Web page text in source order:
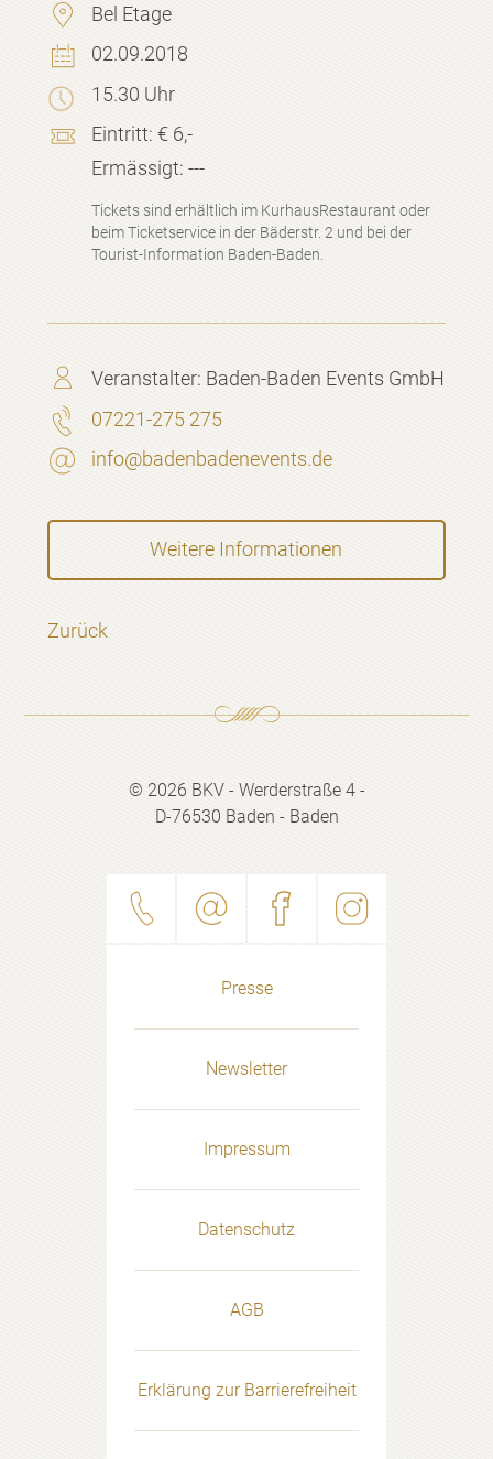
Bel Etage
02.09.2018
15.30 Uhr
Eintritt: € 6,-
Ermässigt: ---
Tickets sind erhältlich im KurhausRestaurant oder
beim Ticketservice in der Bäderstr. 2 und bei der
Tourist-Information Baden-Baden.
Veranstalter: Baden-Baden Events GmbH
07221-275 275
info@badenbadenevents.de
Weitere Informationen
Zurück
© 2026 BKV - Werderstraße 4 -
D-76530 Baden - Baden
Presse
Newsletter
Impressum
Datenschutz
AGB
Erklärung zur Barrierefreiheit